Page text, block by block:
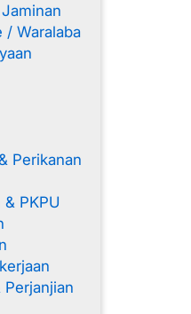
/ Waralaba
Perikanan
PKPU